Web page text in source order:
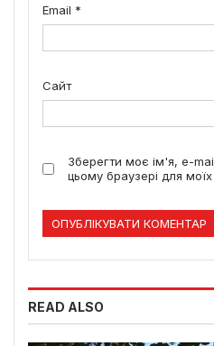
Email *
Сайт
Зберегти моє ім'я, e-
цьому браузері для
READ ALSO